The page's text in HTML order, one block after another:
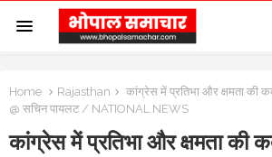
Home Rajasthan
कांग्रेस में प्रतिभा और क्षमता की
@ सचिन पायलट / NATIONAL NEWS
कांग्रेस में प्रतिभा और क्षमता की